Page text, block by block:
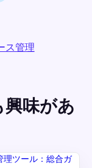
ス管理
味があ